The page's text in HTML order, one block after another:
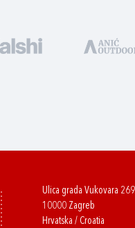
Ulica grada Vukovara
10000 Zagreb
Hrvatska / Croatia